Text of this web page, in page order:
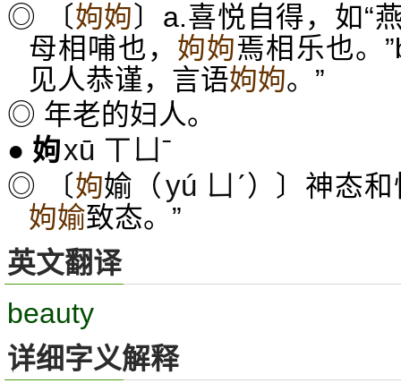
◎ 〔姁姁〕a.喜悦自得，如“
母相哺也， 姁姁焉相乐也。
见人恭谨，言语姁姁。”
◎ 年老的妇人。
● 姁xū ㄒㄩˉ
◎ 〔姁媮（yú ㄩˊ）〕神态
姁媮致态。”
英文翻译
beauty
详细字义解释